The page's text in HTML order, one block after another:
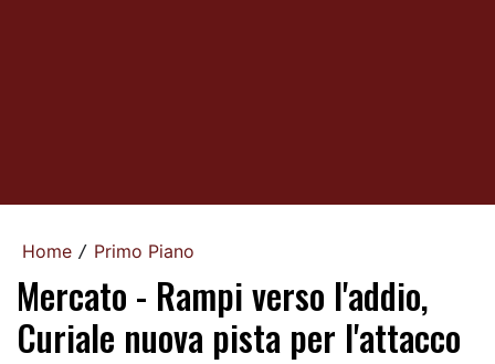
Home / Primo Piano
Mercato - Rampi verso l'addio,
Curiale nuova pista per l'attacco